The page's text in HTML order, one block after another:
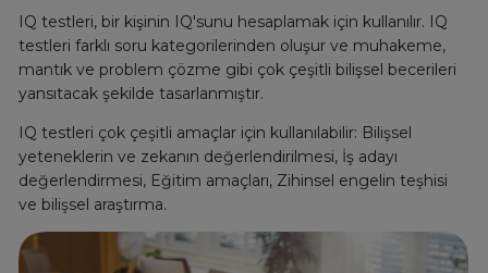
IQ testleri, bir kişinin IQ'sunu hesaplamak için kullanılır. IQ
testleri farklı soru kategorilerinden oluşur ve muhakeme,
mantık ve problem çözme gibi çok çeşitli bilişsel becerileri
yansıtacak şekilde tasarlanmıştır.
IQ testleri çok çeşitli amaçlar için kullanılabilir: Bilişsel
yeteneklerin ve zekanın değerlendirilmesi, İş adayı
değerlendirmesi, Eğitim amaçları, Zihinsel engelin teşhisi
ve bilişsel araştırma.